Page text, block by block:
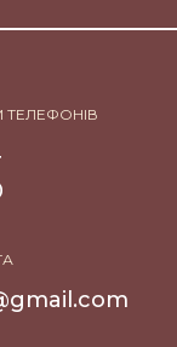
ТЕЛЕФОНІВ